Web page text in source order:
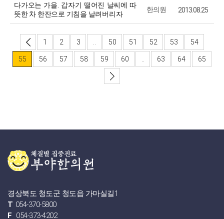
다가오는 가을. 갑자기 떨어진 날씨에 따
뜻한 차 한잔으로 기침을 날려버리자
한의원 2013.08.25
1 2 3 50 51 52 53 54
55 56 57 58 59 60 63 64 65
경상북도 청도군 청도읍 가마실길1
T 054-370-5800
F 054-373-4202